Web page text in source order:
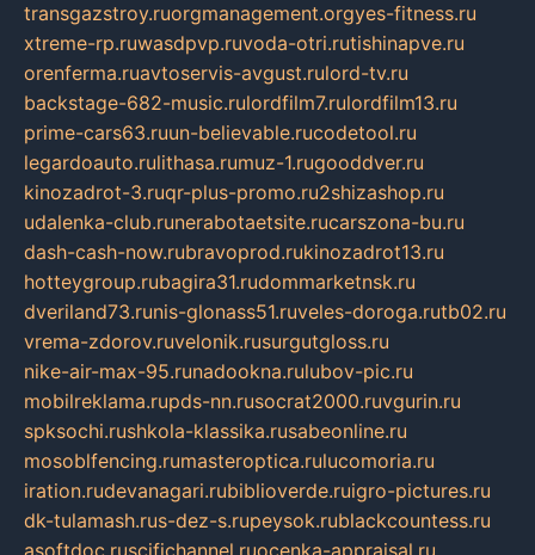
transgazstroy.ruorgmanagement.orgyes-fitness.ru
xtreme-rp.ruwasdpvp.ruvoda-otri.rutishinapve.ru
orenferma.ruavtoservis-avgust.rulord-tv.ru
backstage-682-music.rulordfilm7.rulordfilm13.ru
prime-cars63.ruun-believable.rucodetool.ru
legardoauto.rulithasa.rumuz-1.rugooddver.ru
kinozadrot-3.ruqr-plus-promo.ru2shizashop.ru
udalenka-club.runerabotaetsite.rucarszona-bu.ru
dash-cash-now.rubravoprod.rukinozadrot13.ru
hotteygroup.rubagira31.rudommarketnsk.ru
dveriland73.runis-glonass51.ruveles-doroga.rutb02.ru
vrema-zdorov.ruvelonik.rusurgutgloss.ru
nike-air-max-95.runadookna.rulubov-pic.ru
mobilreklama.rupds-nn.rusocrat2000.ruvgurin.ru
spksochi.rushkola-klassika.rusabeonline.ru
mosoblfencing.rumasteroptica.rulucomoria.ru
iration.rudevanagari.rubiblioverde.ruigro-pictures.ru
dk-tulamash.rus-dez-s.rupeysok.rublackcountess.ru
asoftdoc.ruscifichannel.ruocenka-appraisal.ru